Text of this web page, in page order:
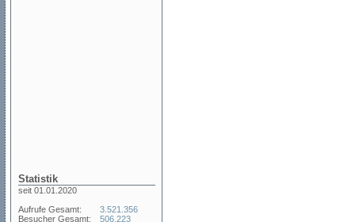
Statistik
seit 01.01.2020
Aufrufe Gesamt:
Besucher Gesamt:
3.521.356
506.223